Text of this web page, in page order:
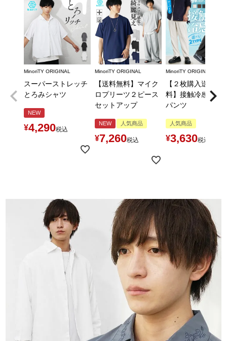
MinoriTY ORIGINAL
スーパーストレッチ
とろみシャツ
NEW
¥4,290税込
MinoriTY ORIGINAL
【送料無料】マイク
ロプリーツ２ピース
セットアップ
NEW 人気商品
¥7,260税込
MinoriTY ORIGINAL
【２枚購入送料無
料】接触冷感とろ
パンツ
人気商品
¥3,630税込